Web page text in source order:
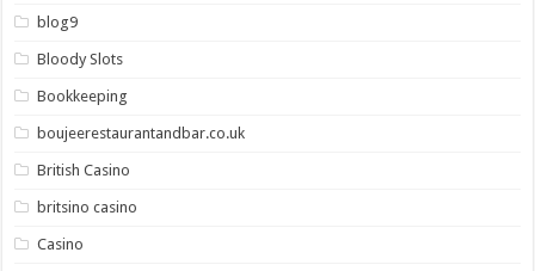
blog9
Bloody Slots
Bookkeeping
boujeerestaurantandbar.co.uk
British Casino
britsino casino
Casino